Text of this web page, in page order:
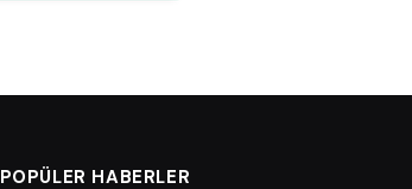
POPÜLER HABERLER